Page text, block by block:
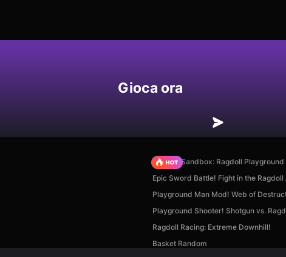
Gioca ora
Sprunki Sandbox: Ragdoll
Epic Sword Battle! Fight in the Ragdoll
Playground Man Mod! Web of
Playground Shooter! Shotgun vs.
Ragdoll Racing: Extreme Downhill!
Basket Random